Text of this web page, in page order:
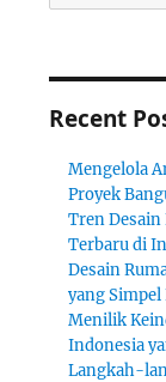
Recent
Mengelola
Proyek
Tren
Terbaru di
Desain
yang Simpel
Menilik
Indonesia
Langkah-